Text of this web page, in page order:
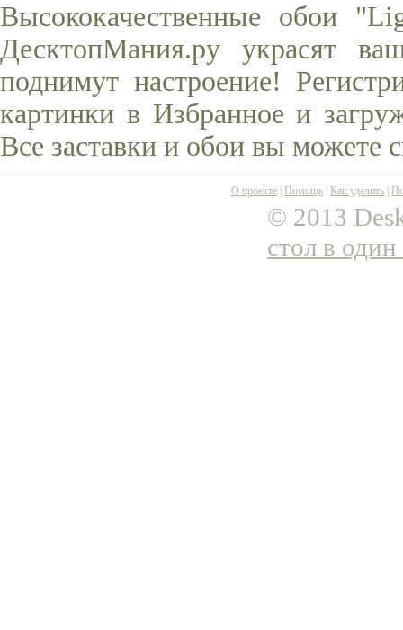
Высококачественные обои
ДесктопМания.ру украсят
поднимут настроение!
картинки в Избранное и
Все заставки и обои вы можете
О проекте Помощь Как удалить
© 2013
стол в